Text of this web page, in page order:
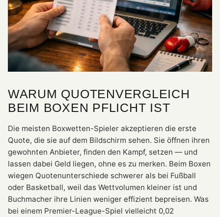
WARUM QUOTENVERGLEICH
BEIM BOXEN PFLICHT IST
Die meisten Boxwetten-Spieler akzeptieren die erste
Quote, die sie auf dem Bildschirm sehen. Sie öffnen ihren
gewohnten Anbieter, finden den Kampf, setzen — und
lassen dabei Geld liegen, ohne es zu merken. Beim Boxen
wiegen Quotenunterschiede schwerer als bei Fußball
oder Basketball, weil das Wettvolumen kleiner ist und
Buchmacher ihre Linien weniger effizient bepreisen. Was
bei einem Premier-League-Spiel vielleicht 0,02